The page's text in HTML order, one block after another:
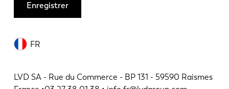
FR
LVD SA - Rue du Commerce - BP 131 - 59590 Raismes
Enregistrer